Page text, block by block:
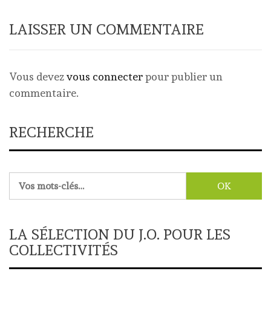
LAISSER UN COMMENTAIRE
Vous devezvous connecterpour publier un
commentaire.
RECHERCHE
LA SÉLECTION DU J.O. POUR LES
COLLECTIVITÉS